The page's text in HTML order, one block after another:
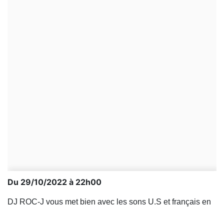
Du 29/10/2022 à 22h00
DJ ROC-J vous met bien avec les sons U.S et français en